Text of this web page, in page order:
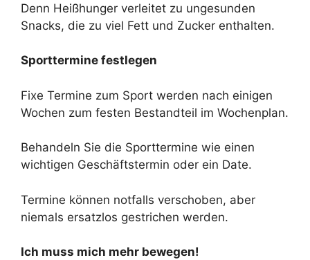
Denn Heißhunger verleitet zu ungesunden
Snacks, die zu viel Fett und Zucker enthalten.
Sporttermine festlegen
Fixe Termine zum Sport werden nach einigen
Wochen zum festen Bestandteil im Wochenplan.
Behandeln Sie die Sporttermine wie einen
wichtigen Geschäftstermin oder ein Date.
Termine können notfalls verschoben, aber
niemals ersatzlos gestrichen werden.
Ich muss mich mehr bewegen!